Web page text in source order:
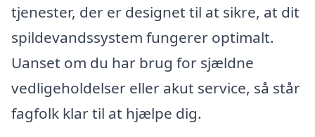
tjenester, der er designet til at sikre, at dit
spildevandssystem fungerer optimalt.
Uanset om du har brug for sjældne
vedligeholdelser eller akut service, så står
fagfolk klar til at hjælpe dig.